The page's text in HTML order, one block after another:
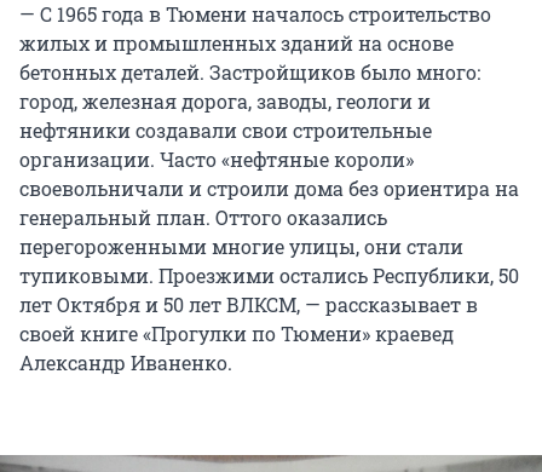
— С 1965 года в Тюмени началось строительство
жилых и промышленных зданий на основе
бетонных деталей. Застройщиков было много:
город, железная дорога, заводы, геологи и
нефтяники создавали свои строительные
организации. Часто «нефтяные короли»
своевольничали и строили дома без ориентира на
генеральный план. Оттого оказались
перегороженными многие улицы, они стали
тупиковыми. Проезжими остались Республики, 50
лет Октября и 50 лет ВЛКСМ, — рассказывает в
своей книге «Прогулки по Тюмени» краевед
Александр Иваненко.